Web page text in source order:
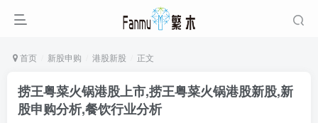
首页 新股申购 港股新股 正文
捞王粤菜火锅港股上市,捞王粤菜火锅港股新股,新
股申购分析,餐饮行业分析